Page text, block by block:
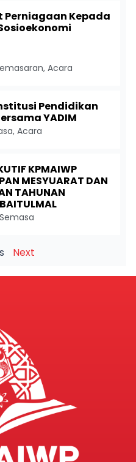
Perniagaan Kepada
, Acara
Pendidikan
YADIM
, Acara
KPMAIWP
MESYUARAT DAN
TAHUNAN
Next